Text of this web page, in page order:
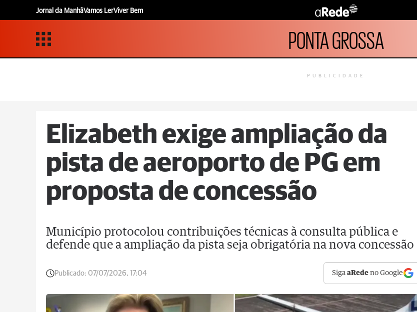
Jornal da ManhãVamos LerViver Bem
PONTA GROSSA
PUBLICIDADE
Elizabeth exige ampliação da
pista de aeroporto de PG em
proposta de concessão
Município protocolou contribuições técnicas à consulta pública e
defende que a ampliação da pista seja obrigatória na nova concessão
Publicado: 07/07/2026, 17:04 SigaaRede no Google